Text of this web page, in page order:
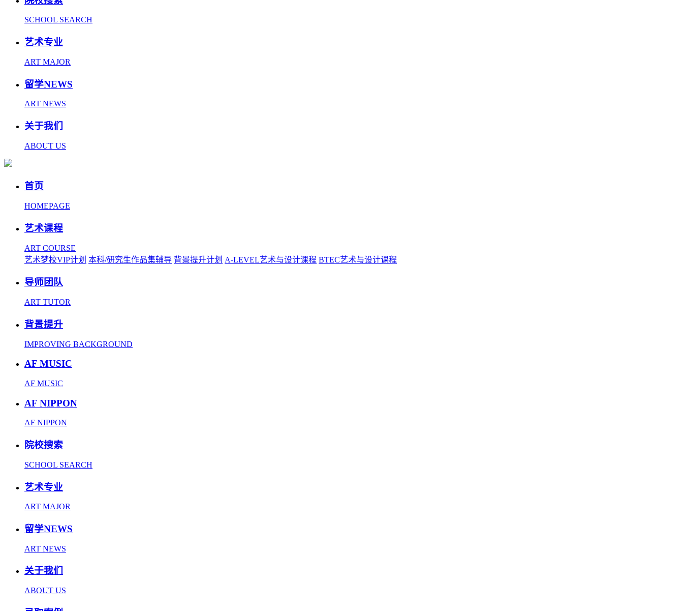
SCHOOL SEARCH
艺术专业
ART MAJOR
留学NEWS
ART NEWS
关于我们
ABOUT US
首页
HOMEPAGE
艺术课程
ART COURSE
艺术梦校VIP计划 本科/研究生作品集辅导 背景提升计划 A-LEVEL艺术与设计课程 BTEC艺术与设计课程
导师团队
ART TUTOR
背景提升
IMPROVING BACKGROUND
AF MUSIC
AF MUSIC
AF NIPPON
AF NIPPON
院校搜索
SCHOOL SEARCH
艺术专业
ART MAJOR
留学NEWS
ART NEWS
关于我们
ABOUT US